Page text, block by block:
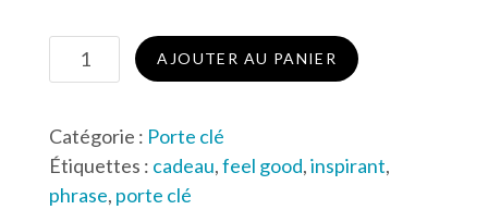
quantité
de
clé
motivation
–
AJOUTER AU PANIER
Catégorie : Porte clé
Étiquettes : cadeau,feel good,inspirant,
phrase, porte clé